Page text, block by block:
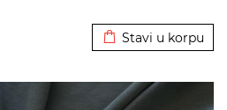
Stavi u korpu